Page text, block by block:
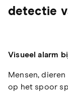
detectie
Visueel alarm
Mensen,
op het spoor